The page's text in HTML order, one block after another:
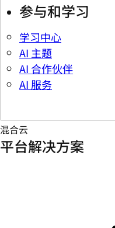
参与和学习
学习中心
AI 主题
AI 合作伙伴
AI 服务
混合云
平台解决方案